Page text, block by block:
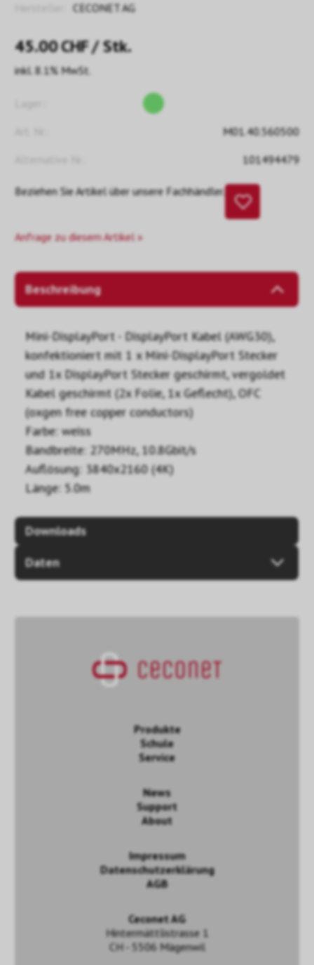
CECONET AG
45.00CHF/ Stk.
inkl. 8.1% MwSt.
M01.40.560500
101494479
Beziehen Sie Artikel über unsere Fachhändler.
Anfrage zu diesem Artikel »
Beschreibung
Mini-DisplayPort - DisplayPort Kabel (AWG30),
konfektioniert mit 1 x Mini-DisplayPort Stecker
und 1x DisplayPort Stecker geschirmt, vergoldet
Kabel geschirmt (2x Folie, 1x Geflecht), OFC
(oxgen free copper conductors)
Farbe: weiss
Bandbreite: 270MHz, 10.8Gbit/s
Auflösung: 3840x2160 (4K)
Länge: 5.0m
Downloads
Daten
Produkte
Schule
Service
News
Support
About
Impressum
Datenschutzerklärung
AGB
Ceconet AG
Hintermättlistrasse 1
CH - 5506 Mägenwil